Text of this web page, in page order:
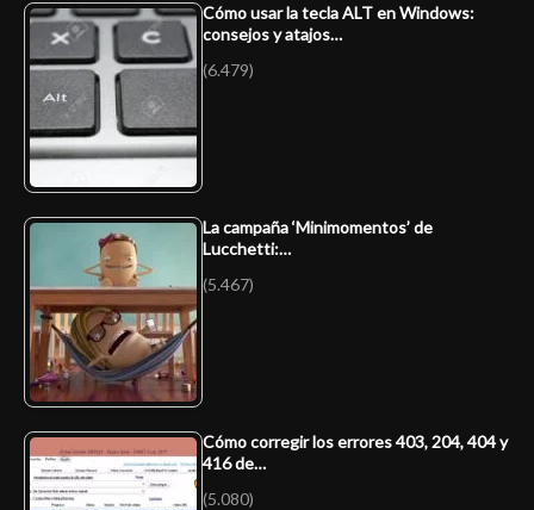
Cómo usar la tecla ALT en Windows:
consejos y atajos…
(6.479)
La campaña ‘Minimomentos’ de
Lucchetti:…
(5.467)
Cómo corregir los errores 403, 204, 404 y
416 de…
(5.080)